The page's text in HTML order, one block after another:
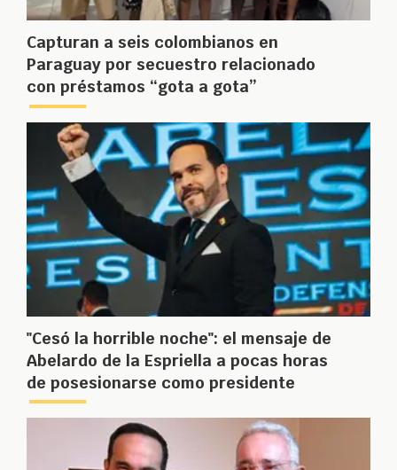
Capturan a seis colombianos en
Paraguay por secuestro relacionado
con préstamos “gota a gota”
"Cesó la horrible noche": el mensaje de
Abelardo de la Espriella a pocas horas
de posesionarse como presidente